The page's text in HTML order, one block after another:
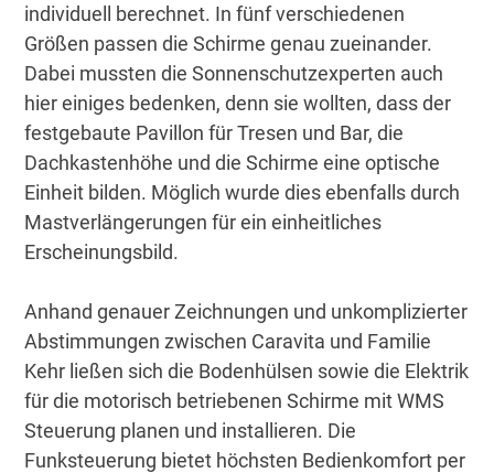
individuell berechnet. In fünf verschiedenen
Größen passen die Schirme genau zueinander.
Dabei mussten die Sonnenschutzexperten auch
hier einiges bedenken, denn sie wollten, dass der
festgebaute Pavillon für Tresen und Bar, die
Dachkastenhöhe und die Schirme eine optische
Einheit bilden. Möglich wurde dies ebenfalls durch
Mastverlängerungen für ein einheitliches
Erscheinungsbild.
Anhand genauer Zeichnungen und unkomplizierter
Abstimmungen zwischen Caravita und Familie
Kehr ließen sich die Bodenhülsen sowie die Elektrik
für die motorisch betriebenen Schirme mit WMS
Steuerung planen und installieren. Die
Funksteuerung bietet höchsten Bedienkomfort per